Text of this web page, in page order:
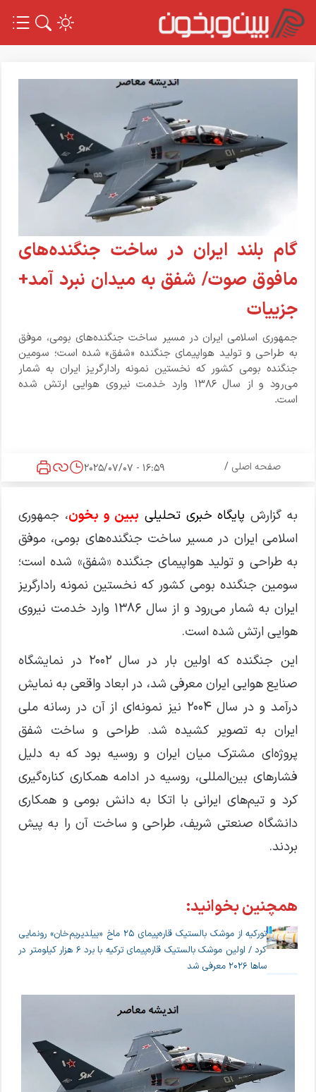
صفحه اصلی /
16:59 - 2025/07/07
گام بلند ایران در ساخت جنگنده‌های
مافوق صوت/ شفق به میدان نبرد آمد+
جزییات
جمهوری اسلامی ایران در مسیر ساخت جنگنده‌های بومی، موفق
به طراحی و تولید هواپیمای جنگنده «شفق» شده است؛ سومین
جنگنده بومی کشور که نخستین نمونه رادارگریز ایران به شمار
می‌رود و از سال ۱۳۸۶ وارد خدمت نیروی هوایی ارتش شده
است.
به گزارش پایگاه خبری تحلیلی ببین و بخون، جمهوری
اسلامی ایران در مسیر ساخت جنگنده‌های بومی، موفق
به طراحی و تولید هواپیمای جنگنده «شفق» شده است؛
سومین جنگنده بومی کشور که نخستین نمونه رادارگریز
ایران به شمار می‌رود و از سال ۱۳۸۶ وارد خدمت نیروی
هوایی ارتش شده است.
این جنگنده که اولین بار در سال ۲۰۰۲ در نمایشگاه
صنایع هوایی ایران معرفی شد، در ابعاد واقعی به نمایش
درآمد و در سال ۲۰۰۴ نیز نمونه‌ای از آن در رسانه ملی
ایران به تصویر کشیده شد. طراحی و ساخت شفق
پروژه‌ای مشترک میان ایران و روسیه بود که به دلیل
فشارهای بین‌المللی، روسیه در ادامه همکاری کناره‌گیری
کرد و تیم‌های ایرانی با اتکا به دانش بومی و همکاری
دانشگاه صنعتی شریف، طراحی و ساخت آن را به پیش
بردند.
همچنین بخوانید:
تورکیه از موشک بالستیک قاره‌پیمای ۲۵ ماخ «ییلدیریم‌خان» رونمایی
کرد / اولین موشک بالستیک قاره‌پیمای ترکیه با برد ۶ هزار کیلومتر در
ساها ۲۰۲۶ معرفی شد